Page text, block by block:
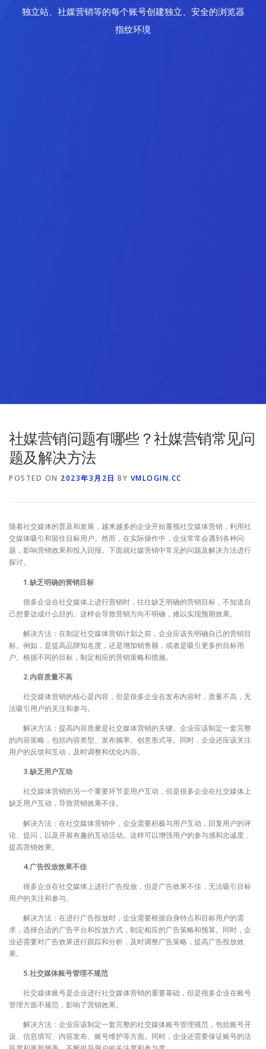
独立站、社媒营销等的每个账号创建独立、安全的浏览器
指纹环境
社媒营销问题有哪些？社媒营销常见问
题及解决方法
POSTED ON 2023年3月2日 BY VMLOGIN.CC
随着社交媒体的普及和发展，越来越多的企业开始重视社交媒体营销，利用社
交媒体吸引和留住目标用户。然而，在实际操作中，企业常常会遇到各种问
题，影响营销效果和投入回报。下面就社媒营销中常见的问题及解决方法进行
探讨。
1.缺乏明确的营销目标
很多企业在社交媒体上进行营销时，往往缺乏明确的营销目标，不知道自
己想要达成什么目的。这样会导致营销方向不明确，难以实现预期效果。
解决方法：在制定社交媒体营销计划之前，企业应该先明确自己的营销目
标。例如，是提高品牌知名度，还是增加销售额，或者是吸引更多的目标用
户。根据不同的目标，制定相应的营销策略和措施。
2.内容质量不高
社交媒体营销的核心是内容，但是很多企业在发布内容时，质量不高，无
法吸引用户的关注和参与。
解决方法：提高内容质量是社交媒体营销的关键。企业应该制定一套完整
的内容策略，包括内容类型、发布频率、创意形式等。同时，企业还应该关注
用户的反馈和互动，及时调整和优化内容。
3.缺乏用户互动
社交媒体营销的另一个重要环节是用户互动，但是很多企业在社交媒体上
缺乏用户互动，导致营销效果不佳。
解决方法：在社交媒体营销中，企业需要积极与用户互动，回复用户的评
论、提问，以及开展有趣的互动活动。这样可以增强用户的参与感和忠诚度，
提高营销效果。
4.广告投放效果不佳
很多企业在社交媒体上进行广告投放，但是广告效果不佳，无法吸引目标
用户的关注和参与。
解决方法：在进行广告投放时，企业需要根据自身特点和目标用户的需
求，选择合适的广告平台和投放方式，制定相应的广告策略和预算。同时，企
业还需要对广告效果进行跟踪和分析，及时调整广告策略，提高广告投放效
果。
5.社交媒体账号管理不规范
社交媒体账号是企业进行社交媒体营销的重要基础，但是很多企业在账号
管理方面不规范，影响了营销效果。
解决方法：企业应该制定一套完整的社交媒体账号管理规范，包括账号开
设、信息填写、内容发布、账号维护等方面。同时，企业还需要保证账号的活